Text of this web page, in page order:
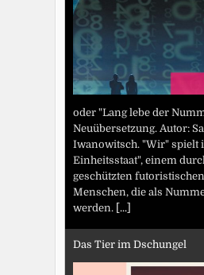
oder "Lang lebe der
Neuübersetzung. Autor:
Iwanowitsch. "Wir" spielt
Einheitsstaat", einem
geschützten
Menschen, die als
werden. [...]
Das Tier im Dschungel